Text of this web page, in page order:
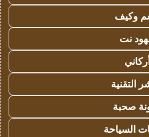
وكيف
نت
أركاني
التقنية
صحبة
السياحة